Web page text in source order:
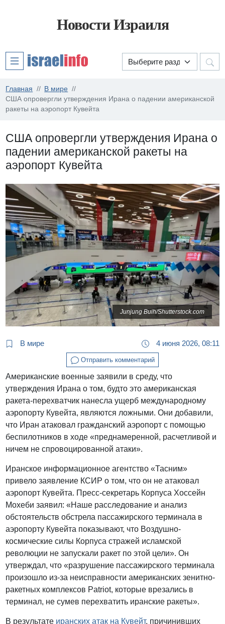
Новости Израиля
Главная
В мире
США опровергли утверждения Ирана о падении американской
ракеты на аэропорт Кувейта
США опровергли утверждения Ирана о
падении американской ракеты на
аэропорт Кувейта
Junjung Buih/Shutterstock.com
В мире 4 июня 2026, 08:11
Отправить комментарий
Американские военные заявили в среду, что
утверждения Ирана о том, будто это американская
ракета-перехватчик нанесла ущерб международному
аэропорту Кувейта, являются ложными. Они добавили,
что Иран атаковал гражданский аэропорт с помощью
беспилотников в ходе «преднамеренной, расчетливой и
ничем не спровоцированной атаки».
Иранское информационное агентство «Тасним»
привело заявление КСИР о том, что он не атаковал
аэропорт Кувейта. Пресс-секретарь Корпуса Хоссейн
Мохеби заявил: «Наше расследование и анализ
обстоятельств обстрела пассажирского терминала в
аэропорту Кувейта показывают, что Воздушно-
космические силы Корпуса стражей исламской
революции не запускали ракет по этой цели». Он
утверждал, что «разрушение пассажирского терминала
произошло из-за неисправности американских зенитно-
ракетных комплексов Patriot, которые врезались в
терминал, не сумев перехватить иранские ракеты».
В результате иранских атак на Кувейт, причинивших